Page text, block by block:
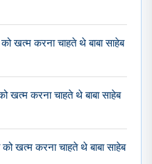
खत्म करना चाहते थे बाबा साहेब
खत्म करना चाहते थे बाबा साहेब
खत्म करना चाहते थे बाबा साहेब